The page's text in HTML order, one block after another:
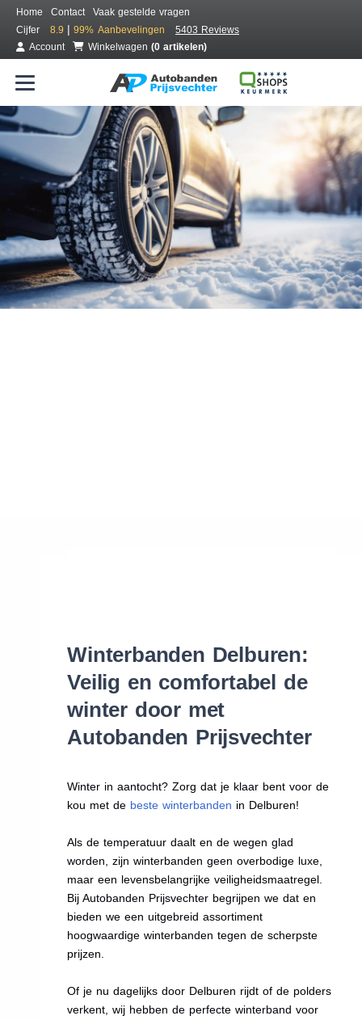
Home Contact
Vaak gestelde vragen
Cijfer
8.9 | 99% Aanbevelingen
5403 Reviews
Account
Winkelwagen (0 artikelen)
Bestel voordelig winterbanden
Gratis bezorgd of montage bij jou in de buurt
Seizoen:
Merken:
Winterbanden Delburen:
Veilig en comfortabel de
winter door met
Autobanden Prijsvechter
Winter in aantocht? Zorg dat je klaar bent voor de
kou met de beste winterbanden in Delburen!
Als de temperatuur daalt en de wegen glad
worden, zijn winterbanden geen overbodige luxe,
maar een levensbelangrijke veiligheidsmaatregel.
Bij Autobanden Prijsvechter begrijpen we dat en
bieden we een uitgebreid assortiment
hoogwaardige winterbanden tegen de scherpste
prijzen.
Of je nu dagelijks door Delburen rijdt of de polders
verkent, wij hebben de perfecte winterband voor